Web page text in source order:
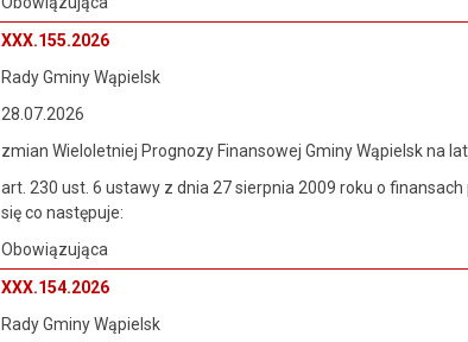
XXX.155.2026
Rady Gminy Wąpielsk
28.07.2026
zmian Wieloletniej Prognozy Finansowej Gminy Wąpielsk na
art. 230 ust. 6 ustawy z dnia 27 sierpnia 2009 roku o
się co następuje:
Obowiązująca
XXX.154.2026
Rady Gminy Wąpielsk